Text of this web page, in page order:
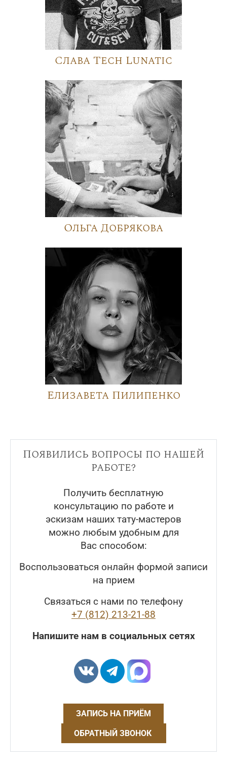
Слава Tech Lunatic
Ольга Добрякова
Елизавета Пилипенко
Появились вопросы по нашей
работе?
Получить бесплатную
консультацию по работе и
эскизам наших тату-мастеров
можно любым удобным для
Вас способом:
Воспользоваться онлайн формой записи
на прием
Связаться с нами по телефону
+7 (812) 213-21-88
Напишите нам в социальных сетях
ЗАПИСЬ НА ПРИЁМ
ОБРАТНЫЙ ЗВОНОК